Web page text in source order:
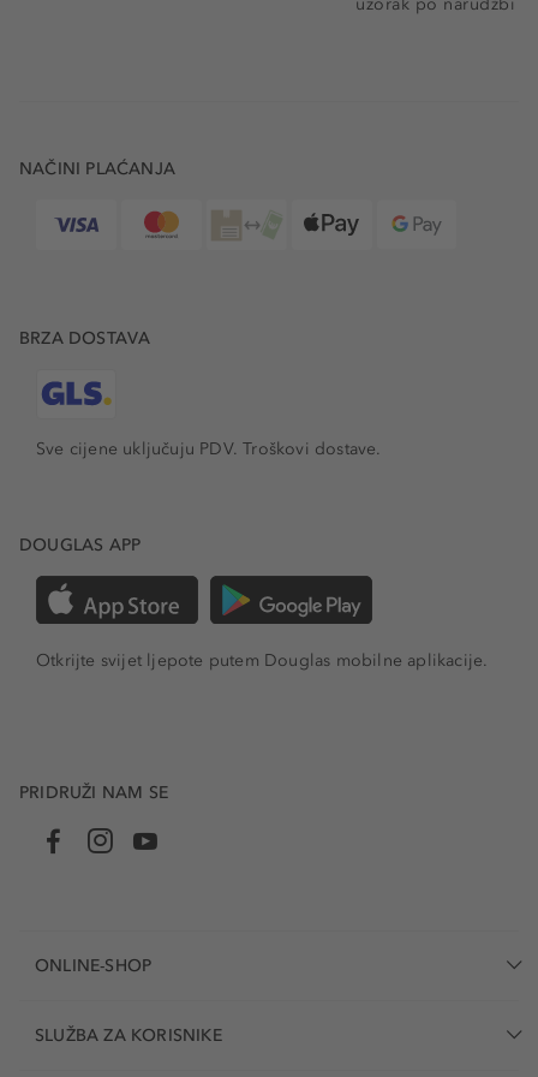
NAČINI PLAĆANJA
BRZA DOSTAVA
Sve cijene uključuju PDV.Troškovi dostave.
DOUGLAS APP
Otkrijte svijet ljepote putem Douglas mobilne aplikacije.
PRIDRUŽI NAM SE
ONLINE-SHOP
SLUŽBA ZA KORISNIKE